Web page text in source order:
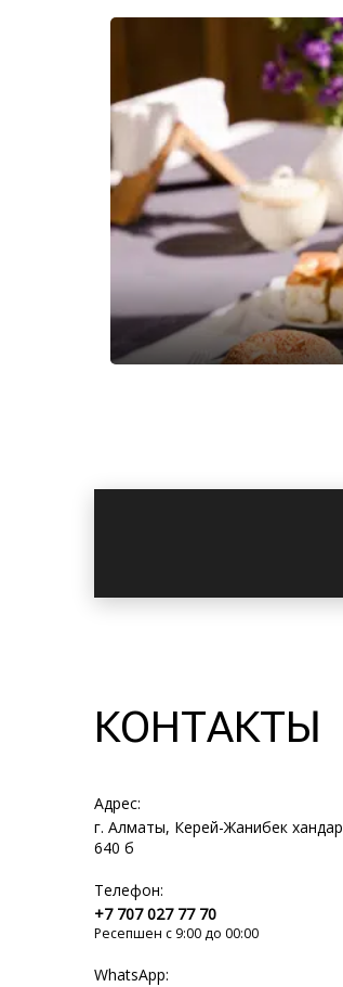
КОНТАКТЫ
Адрес:
г. Алматы, Керей-Жанибек хандар
640 б
Телефон:
+7 707 027 77 70
Ресепшен с 9:00 до 00:00
WhatsApp: